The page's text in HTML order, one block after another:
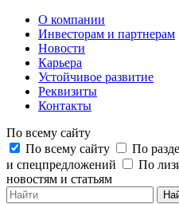
О компании
Инвесторам и партнерам
Новости
Карьера
Устойчивое развитие
Реквизиты
Контакты
По всему сайту
По всему сайту
По
и спецпредложений
По
новостям и статьям